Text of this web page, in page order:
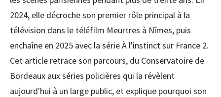
2024, elle décroche son premier rôle principal à la
télévision dans le téléfilm Meurtres à Nîmes, puis
enchaîne en 2025 avec la série À l'instinct sur France 2.
Cet article retrace son parcours, du Conservatoire de
Bordeaux aux séries policières qui la révèlent
aujourd'hui à un large public, et explique pourquoi son